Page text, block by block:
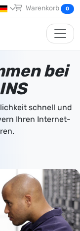
Warenkorb 0
bei
schnell und
Ihren Internet-